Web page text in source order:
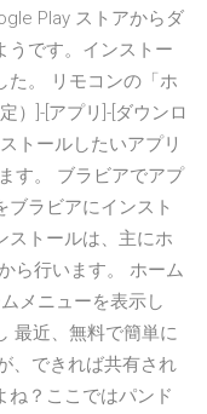
Play ストアからダ
うです。インストー
た。 リモコンの「ホ
）]-[アプリ]-[ダウンロ
トールしたいアプリ
す。 ブラビアでアプ
ブラビアにインスト
ストールは、主にホ
ら行います。 ホーム
メニューを表示し
最近、無料で簡単に
、できれば共有され
ね？ここではパンド